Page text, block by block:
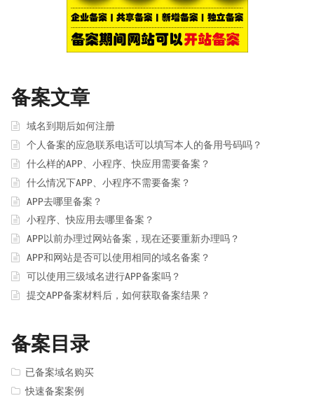
备案文章
域名到期后如何注册
个人备案的应急联系电话可以填写本人的备用号码吗？
什么样的APP、小程序、快应用需要备案？
什么情况下APP、小程序不需要备案？
APP去哪里备案？
小程序、快应用去哪里备案？
APP以前办理过网站备案，现在还要重新办理吗？
APP和网站是否可以使用相同的域名备案？
可以使用三级域名进行APP备案吗？
提交APP备案材料后，如何获取备案结果？
备案目录
已备案域名购买
快速备案案例